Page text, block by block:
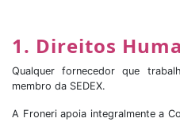
1. Direitos
Qualquer fornecedor que
membro da SEDEX.
A Froneri apoia integralmente a